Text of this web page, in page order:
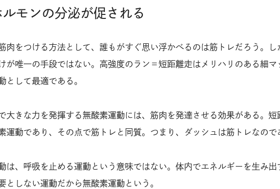
モンの分泌が促される
肉をつける方法として、誰もがすぐ思い浮かべるのは筋トレだろう。し
が唯一の手段ではない。高強度のラン＝短距離走はメリハリのある細マ
として最適である。
大きな力を発揮する無酸素運動には、筋肉を発達させる効果がある。短
運動であり、その点で筋トレと同質。つまり、ダッシュは筋トレなので
は、呼吸を止める運動という意味ではない。体内でエネルギーを生み出
としない運動だから無酸素運動という。